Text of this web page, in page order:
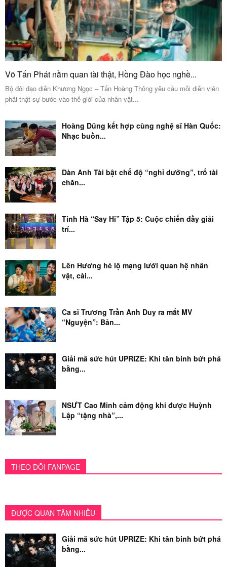
Võ Tấn Phát nằm quan tài thật, Hồng Đào học nghề...
Bộ đôi đạo diễn Khương Ngọc – Tấn Hoàng Thông yêu cầu mỗi diễn viên
phải thật sự bước vào thế giới của nhân vật...
Hoàng Dũng kết hợp cùng nghệ sĩ Hàn Quốc:
Nhạc buồn...
Dàn Anh Tài bật chế độ “nghỉ dưỡng”, trổ tài
chăn...
Tinh Hà “Say Hi” Tập 5: Cuộc chiến đầy giải
trí...
Lên Hương hé lộ mạng lưới quan hệ nhân
vật, cài...
Ca sĩ Trương Trần Anh Duy ra mắt MV
“Nguyện”: Bản...
Giải mã sức hút UPRIZE: Khi tân binh bứt phá
bằng...
NSƯT Cao Minh cảm động khi được Huỳnh
Lập “tặng nhà”,...
THEO DÕI FANPAGE
ĐƯỢC QUAN TÂM NHIỀU
Giải mã sức hút UPRIZE: Khi tân binh bứt phá
bằng...